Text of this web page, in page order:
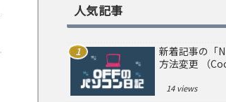
人気記事
新着記事の「
方法変更 （
14 views